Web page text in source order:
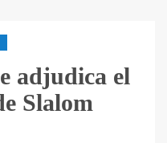
adjudica el
Slalom